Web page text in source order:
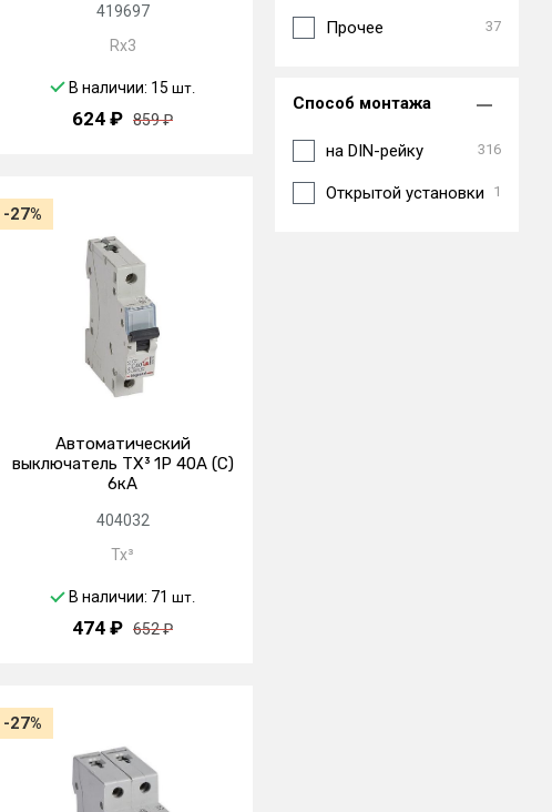
419697
Rx3
В наличии: 15 шт.
624 ₽ 859 ₽
-27%
Автоматический
выключатель TX³ 1P 40А (C)
6кА
404032
Tx³
В наличии: 71 шт.
474 ₽ 652 ₽
-27%
8Прочее 37
Способ монтажа
на DIN-рейку 316
Открытой установки 1